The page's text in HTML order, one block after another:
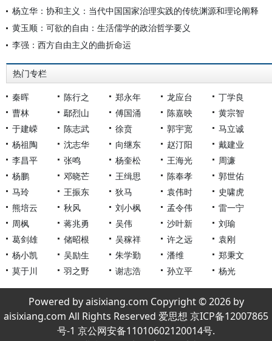
杨立华：协和主义：当代中国国家治理实践的传统渊源和理论阐释
黄玉顺：可欲的自由：生活儒学的政治哲学要义
李强：西方自由主义的曲折命运
热门专栏
秦晖 陈行之 郑永年 龙应台
丁学良
曹林
鄢烈山 傅国涌 陈嘉映
黄宗智
于建嵘
陈志武 徐贲 郭宇宽
马立诚
杨祖陶
沈志华 向继东 赵汀阳
戴建业
李昌平
张鸣 杨奎松 王海光
周濂
杨鹏
邓晓芒 王缉思 陈奉孝
郭世佑
马玲
王振东 狄马 袁伟时
史啸虎
熊培云
秋风 刘小枫 孟令伟
雷一宁
周枫
蒋兆勇 吴伟 沙叶新
刘瑜
葛剑雄
储昭根 吴稼祥 许之远
袁刚
杨小凯
吴励生 朱学勤 潘维
郑秉文
莫于川
羽之野 谢志浩 孙立平 杨光
Powered by aisixiang.com Copyright © 2026 by
aisixiang.com All Rights Reserved 爱思想 京ICP备12007865
号-1 京公网安备11010602120014号.